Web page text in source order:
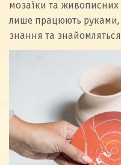
мозаїки та живописних
лише працюють руками,
знання та